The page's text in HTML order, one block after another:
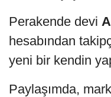
Perakende devi
hesabından
yeni bir kendin
Paylaşımda,